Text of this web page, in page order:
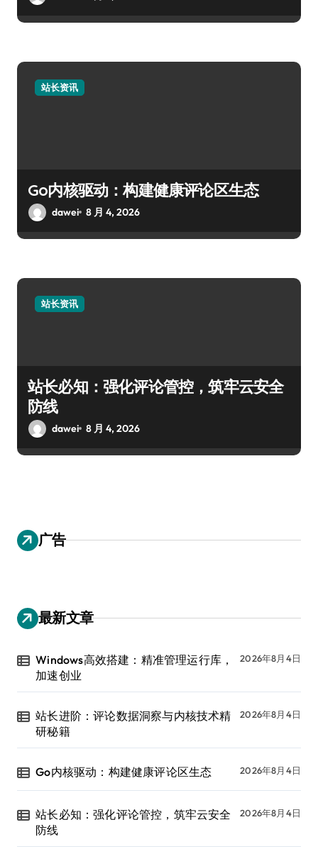
站长资讯
Go内核驱动：构建健康评论区生态
dawei 8 月 4, 2026
站长资讯
站长必知：强化评论管控，筑牢云安全
防线
dawei 8 月 4, 2026
广告
最新文章
Windows高效搭建：精准管理运行库，
加速创业
2026年8月4日
站长进阶：评论数据洞察与内核技术精
研秘籍
2026年8月4日
Go内核驱动：构建健康评论区生态 2026年8月4日
站长必知：强化评论管控，筑牢云安全
防线
2026年8月4日